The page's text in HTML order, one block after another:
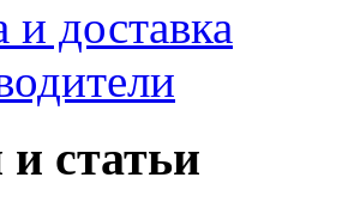
и доставка
статьи